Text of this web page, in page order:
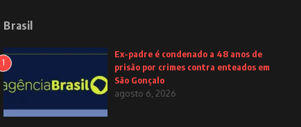
Brasil
1
Ex-padre é condenado a 48 anos de
prisão por crimes contra enteados em
São Gonçalo
agosto 6, 2026